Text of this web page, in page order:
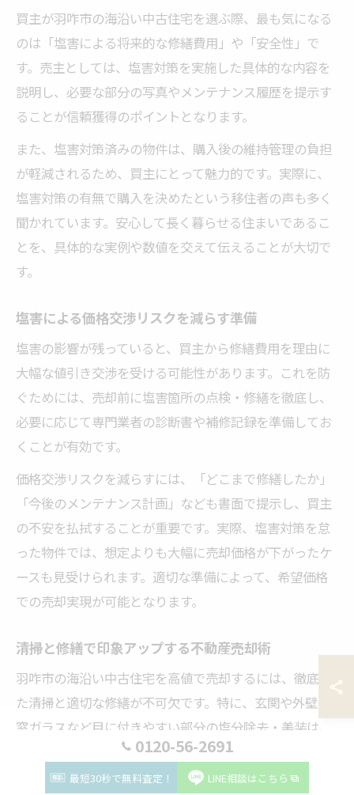
買主が羽咋市の海沿い中古住宅を選ぶ際、最も気になる
のは「塩害による将来的な修繕費用」や「安全性」で
す。売主としては、塩害対策を実施した具体的な内容を
説明し、必要な部分の写真やメンテナンス履歴を提示す
ることが信頼獲得のポイントとなります。
また、塩害対策済みの物件は、購入後の維持管理の負担
が軽減されるため、買主にとって魅力的です。実際に、
塩害対策の有無で購入を決めたという移住者の声も多く
聞かれています。安心して長く暮らせる住まいであるこ
とを、具体的な実例や数値を交えて伝えることが大切で
す。
塩害による価格交渉リスクを減らす準備
塩害の影響が残っていると、買主から修繕費用を理由に
大幅な値引き交渉を受ける可能性があります。これを防
ぐためには、売却前に塩害箇所の点検・修繕を徹底し、
必要に応じて専門業者の診断書や補修記録を準備してお
くことが有効です。
価格交渉リスクを減らすには、「どこまで修繕したか」
「今後のメンテナンス計画」なども書面で提示し、買主
の不安を払拭することが重要です。実際、塩害対策を怠
った物件では、想定よりも大幅に売却価格が下がったケ
ースも見受けられます。適切な準備によって、希望価格
での売却実現が可能となります。
清掃と修繕で印象アップする不動産売却術
羽咋市の海沿い中古住宅を高値で売却するには、徹底し
た清掃と適切な修繕が不可欠です。特に、玄関や外壁、
窓ガラスなど目に付きやすい部分の塩分除去・美装は、
第一印象を大きく左右します。室内のカビやサビも見逃
さず、細部まで清掃を行いましょう。
0120-56-2691
最短30秒で無料査定！ LINE相談はこちら